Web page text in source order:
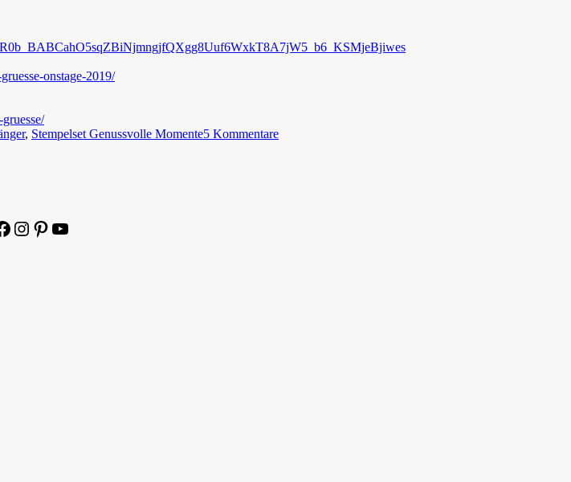
onstage-2019/
/
, Stempelset Genussvolle Momente5 Kommentare
Instagram
Pinterest
YouTube